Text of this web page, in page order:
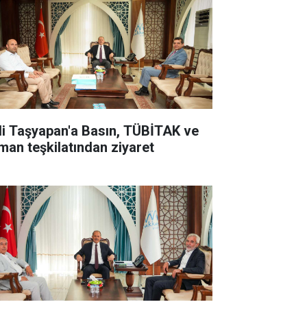
Taşyapan'a Basın, TÜBİTAK ve
teşkilatından ziyaret